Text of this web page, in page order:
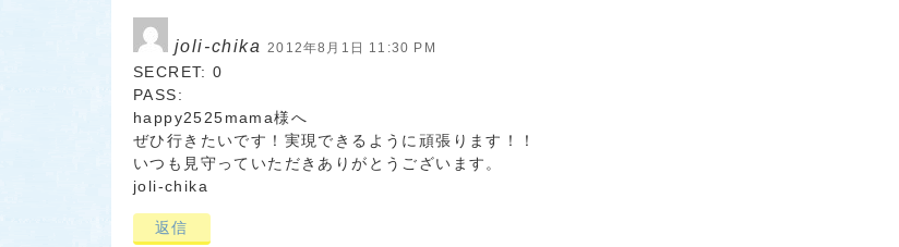
joli-chika 2012年8月1日 11:30 PM
SECRET: 0
PASS:
happy2525mama様へ
ぜひ行きたいです！実現できるように頑張ります！！
いつも見守っていただきありがとうございます。
joli-chika
返信